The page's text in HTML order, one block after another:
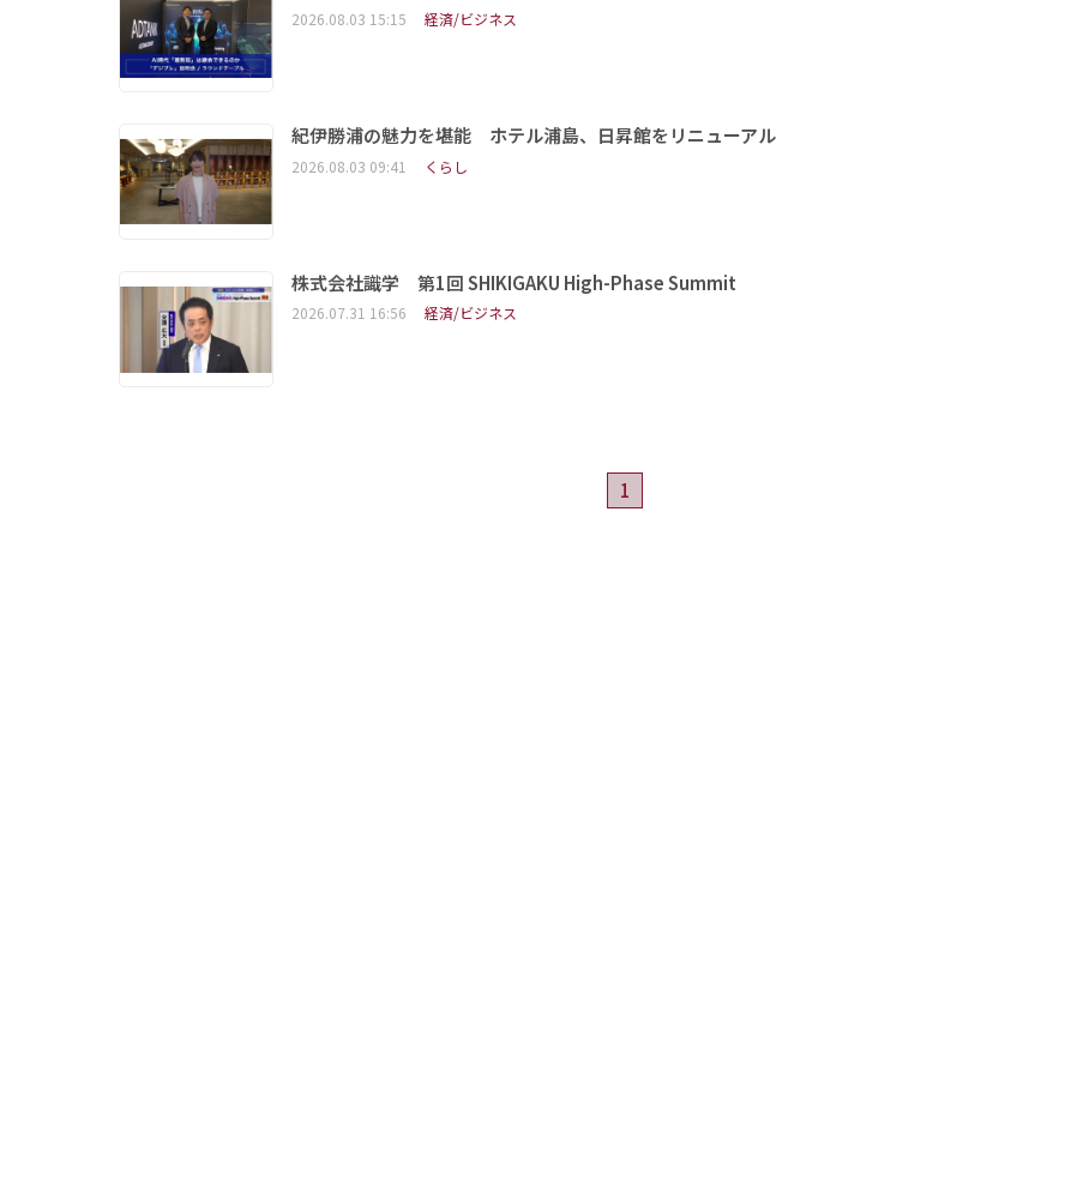
2026.08.03 15:15 経済/ビジネス
紀伊勝浦の魅力を堪能 ホテル浦島、日昇館をリニューアル
2026.08.03 09:41 くらし
株式会社識学 第1回 SHIKIGAKU High-Phase Summit
2026.07.31 16:56 経済/ビジネス
1